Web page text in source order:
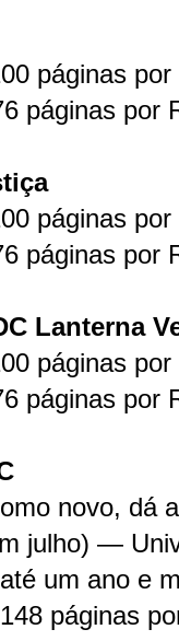
páginas
páginas por
páginas
páginas por
Lanterna
páginas
páginas por
novo, dá
julho) —
um ano e
páginas